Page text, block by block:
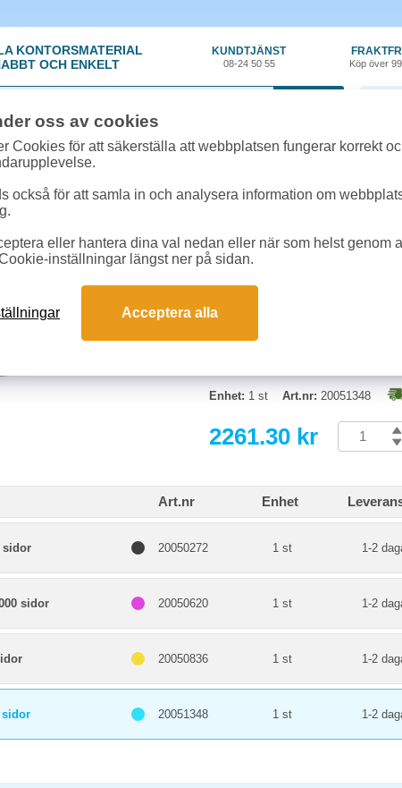
KONTORSMATERIAL
OCH ENKELT
KUNDTJÄNST
08-24 50 55 Köp över
Förbrukning»Toner kompatibla» Toner NO HP CE341A 16k cyan
Toner NO HP CE341A
Miljötoner motsvarande HP
Enhet: 1 st Art.nr: 20051348
2261.30 kr
Art.nr Enhet
sidor 20050272 1 st 1-2
sidor 20050620 1 st 1-2
20050836 1 st 1-2
sidor 20051348 1 st 1-2
oss av cookies
Cookies för att säkerställa att webbplatsen fungerar korrekt
också för att samla in och analysera information om
eller hantera dina val nedan eller när som helst genom
inställningar längst ner på sidan.
Acceptera alla